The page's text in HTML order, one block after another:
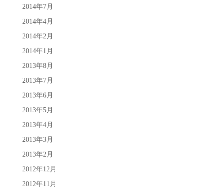
2014年7月
2014年4月
2014年2月
2014年1月
2013年8月
2013年7月
2013年6月
2013年5月
2013年4月
2013年3月
2013年2月
2012年12月
2012年11月